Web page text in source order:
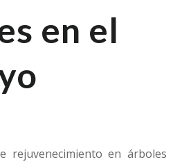
en el
rejuvenecimiento en árboles